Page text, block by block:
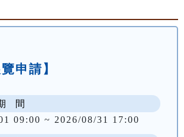
申請】
間
09:00 ~ 2026/08/31 17:00